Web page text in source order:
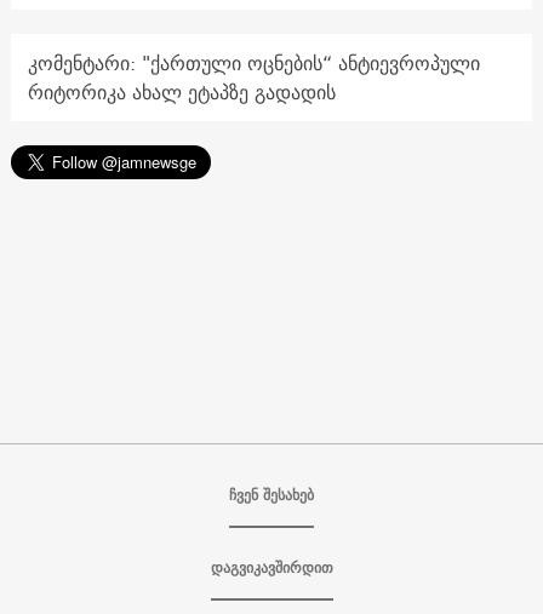
კომენტარი: "ქართული ოცნების“ ანტიევროპული
რიტორიკა ახალ ეტაპზე გადადის
ჩვენ შესახებ
დაგვიკავშირდით